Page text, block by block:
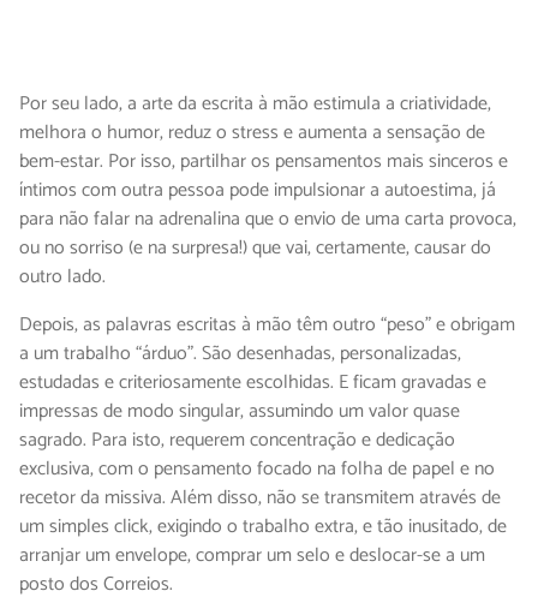
Por seu lado, a arte da escrita à mão estimula a criatividade,
melhora o humor, reduz o stress e aumenta a sensação de
bem-estar. Por isso, partilhar os pensamentos mais sinceros e
íntimos com outra pessoa pode impulsionar a autoestima, já
para não falar na adrenalina que o envio de uma carta provoca,
ou no sorriso (e na surpresa!) que vai, certamente, causar do
outro lado.
Depois, as palavras escritas à mão têm outro “peso” e obrigam
a um trabalho “árduo”. São desenhadas, personalizadas,
estudadas e criteriosamente escolhidas. E ficam gravadas e
impressas de modo singular, assumindo um valor quase
sagrado. Para isto, requerem concentração e dedicação
exclusiva, com o pensamento focado na folha de papel e no
recetor da missiva. Além disso, não se transmitem através de
um simples click, exigindo o trabalho extra, e tão inusitado, de
arranjar um envelope, comprar um selo e deslocar-se a um
posto dos Correios.